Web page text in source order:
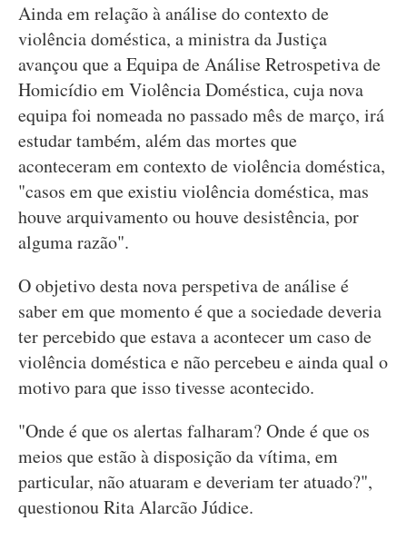
Ainda em relação à análise do contexto de
violência doméstica, a ministra da Justiça
avançou que a Equipa de Análise Retrospetiva de
Homicídio em Violência Doméstica, cuja nova
equipa foi nomeada no passado mês de março, irá
estudar também, além das mortes que
aconteceram em contexto de violência doméstica,
"casos em que existiu violência doméstica, mas
houve arquivamento ou houve desistência, por
alguma razão".
O objetivo desta nova perspetiva de análise é
saber em que momento é que a sociedade deveria
ter percebido que estava a acontecer um caso de
violência doméstica e não percebeu e ainda qual o
motivo para que isso tivesse acontecido.
"Onde é que os alertas falharam? Onde é que os
meios que estão à disposição da vítima, em
particular, não atuaram e deveriam ter atuado?",
questionou Rita Alarcão Júdice.